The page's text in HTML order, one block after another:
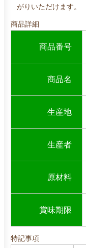
がりいただけます。
商品詳細
商品番号
商品名
生産地
生産者
原材料
賞味期限
特記事項